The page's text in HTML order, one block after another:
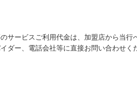
サービスご利用代金は、加盟店から当
ダー、電話会社等に直接お問い合わせく